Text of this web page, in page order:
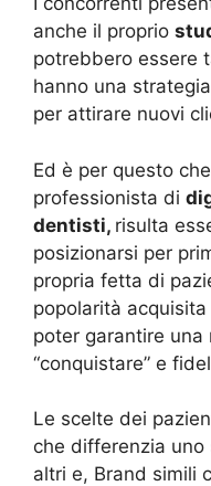
anche il proprio
potrebbero essere
hanno una
per attirare nuovi
Ed è per questo
professionista di
dentisti, risulta
posizionarsi per
propria fetta di
popolarità
poter garantire
“conquistare” e
Le scelte dei
che differenzia
altri e, Brand simili